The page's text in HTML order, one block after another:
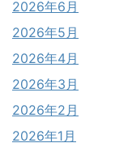
2026年6月
2026年5月
2026年4月
2026年3月
2026年2月
2026年1月